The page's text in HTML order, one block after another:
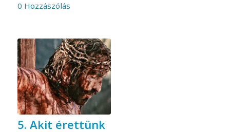
0 Hozzászólás
5. Akit érettünk